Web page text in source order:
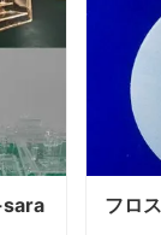
sara
フロ